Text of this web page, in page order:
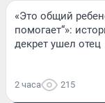
«Это общий
помогает“»:
декрет ушел отец
2 часа 215